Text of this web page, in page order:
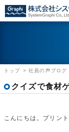
トップ >社員の声ブログ
クイズで食材
こんにちは。プリン